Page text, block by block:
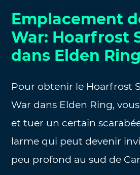
Emplacement
War: Hoarfrost
dans Elden Ring
Pour obtenir le Hoarfrost
War dans Elden Ring,
et tuer un certain
larme qui peut devenir
peu profond au sud de